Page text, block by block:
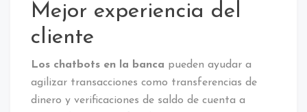
Mejor experiencia del
cliente
Los chatbots en la banca pueden ayudar a
agilizar transacciones como transferencias de
dinero y verificaciones de saldo de cuenta a